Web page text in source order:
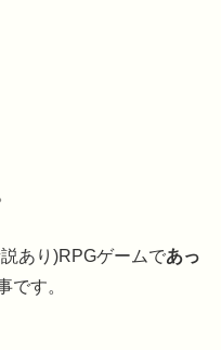
あり)RPGゲームであっ
です。